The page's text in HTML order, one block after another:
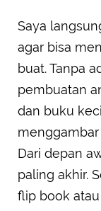
Saya
agar bisa
buat. Tanpa
pembuatan
dan buku
Dari depan
paling akhir.
flip book